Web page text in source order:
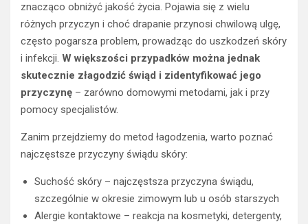
znacząco obniżyć jakość życia. Pojawia się z wielu
różnych przyczyn i choć drapanie przynosi chwilową ulgę,
często pogarsza problem, prowadząc do uszkodzeń skóry
i infekcji. W większości przypadków można jednak
skutecznie złagodzić świąd i zidentyfikować jego
przyczynę – zarówno domowymi metodami, jak i przy
pomocy specjalistów.
Zanim przejdziemy do metod łagodzenia, warto poznać
najczęstsze przyczyny świądu skóry:
Suchość skóry – najczęstsza przyczyna świądu,
szczególnie w okresie zimowym lub u osób starszych
Alergie kontaktowe – reakcja na kosmetyki, detergenty,